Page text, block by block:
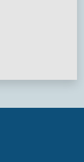
1 a 5 stelle